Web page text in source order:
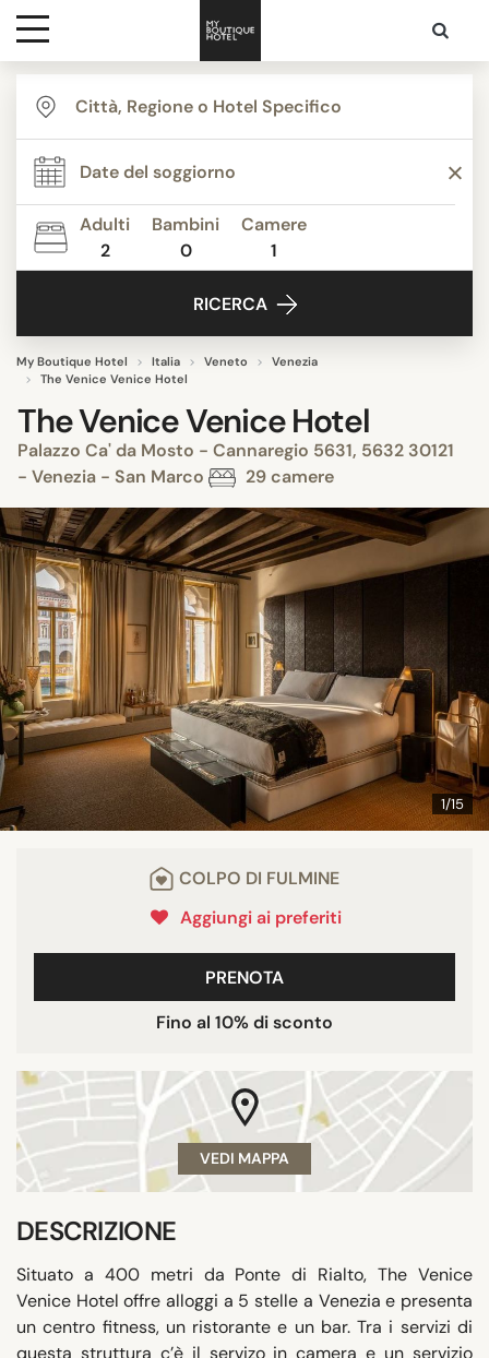
Destinazioni
Ispirazione
Contatti
Adulti
2
Bambini
0
Camere
1
RICERCA
My Boutique Hotel Italia Veneto
Venezia
The Venice Venice Hotel
The Venice Venice Hotel
Palazzo Ca' da Mosto - Cannaregio 5631, 5632 30121
- Venezia - San Marco
29 camere
1/15
COLPO DI FULMINE
Aggiungi ai preferiti
PRENOTA
Fino al 10% di sconto
VEDI MAPPA
DESCRIZIONE
Situato a 400 metri da Ponte di Rialto, The Venice
Venice Hotel offre alloggi a 5 stelle a Venezia e presenta
un centro fitness, un ristorante e un bar. Tra i servizi di
questa struttura c’è il servizo in camera e un servizio